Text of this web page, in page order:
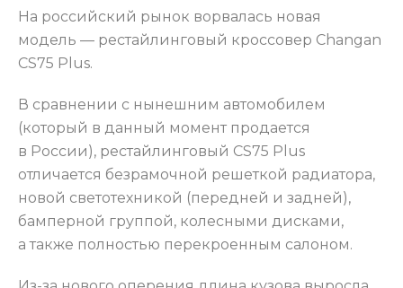
На российский рынок ворвалась новая
модель — рестайлинговый кроссовер Changan
CS75 Plus.
В сравнении с нынешним автомобилем
(который в данный момент продается
в России), рестайлинговый CS75 Plus
отличается безрамочной решеткой радиатора,
новой светотехникой (передней и задней),
бамперной группой, колесными дисками,
а также полностью перекроенным салоном.